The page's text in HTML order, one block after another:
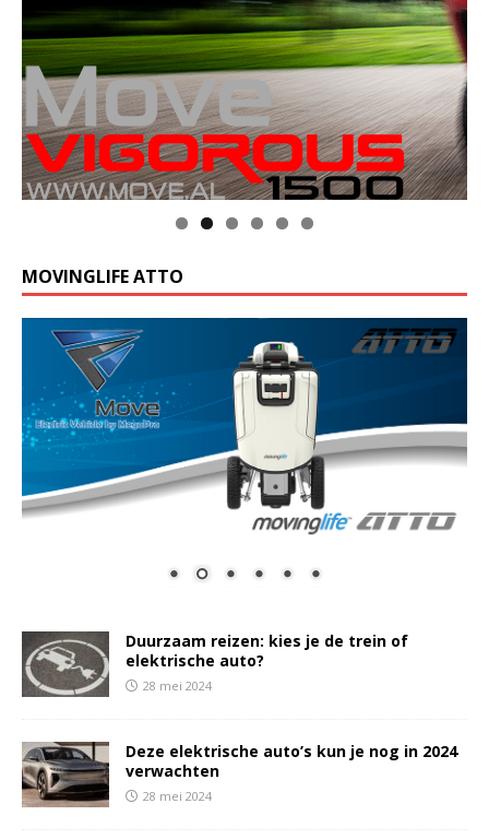
MOVINGLIFE ATTO
Duurzaam reizen: kies je de trein of
elektrische auto?
28 mei 2024
Deze elektrische auto’s kun je nog in 2024
verwachten
28 mei 2024